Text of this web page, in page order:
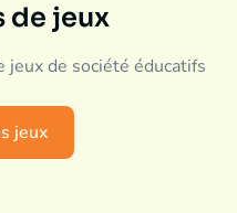
de jeux
de société éducatifs
jeux